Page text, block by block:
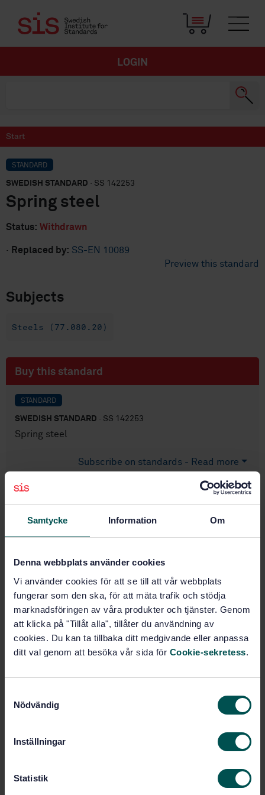
Samtycke Information Om
Denna webbplats använder cookies
Vi använder cookies för att se till att vår webbplats
fungerar som den ska, för att mäta trafik och stödja
marknadsföringen av våra produkter och tjänster. Genom
att klicka på "Tillåt alla", tillåter du användning av
cookies. Du kan ta tillbaka ditt medgivande eller anpassa
ditt val genom att besöka vår sida för Cookie-sekretess.
Nödvändig
Inställningar
Statistik
LOGIN
Start
STANDARD
SWEDISH STANDARD · SS 142253
Spring steel
Status: Withdrawn
· Replaced by: SS-EN 10089
Preview this standard
Subjects
Steels (77.080.20)
Buy this standard
STANDARD
SWEDISH STANDARD · SS 142253
Spring steel
Subscribe on standards - Read more
Price:789 SEK
PDF
Add to cart
Product information
Language: Swedish
Written by:Svenska institutet för
standarder
International title:
Article no:STD-6092
Approved:
Replaced by: